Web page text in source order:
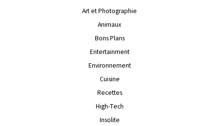
Art et Photographie
Animaux
Bons Plans
Entertainment
Environnement
Cuisine
Recettes
High-Tech
Insolite